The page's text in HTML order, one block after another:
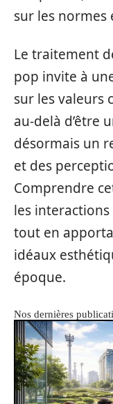
sur les normes
Le traitement
pop invite à
sur les valeurs
au-delà d’être
désormais un
et des
Comprendre
les
tout en
idéaux
époque.
Nos dernières